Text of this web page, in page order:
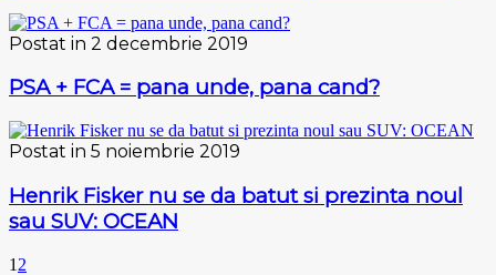
Postat in 2 decembrie 2019
PSA + FCA = pana unde, pana cand?
Postat in 5 noiembrie 2019
Henrik Fisker nu se da batut si prezinta noul
sau SUV: OCEAN
1 2